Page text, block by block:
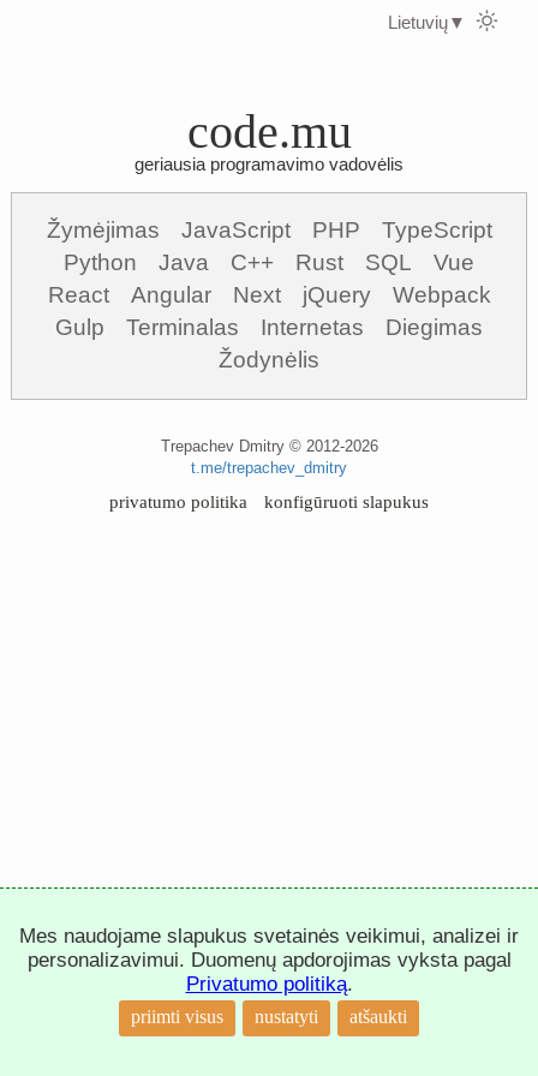
code.mu
geriausia programavimo vadovėlis
Žymėjimas JavaScript PHP
TypeScript
Python
Java C++ Rust SQL
Vue
React
Angular Next jQuery
Webpack
Gulp
Terminalas Internetas
Diegimas
Žodynėlis
Trepachev Dmitry © 2012-2026
t.me/trepachev_dmitry
privatumo politika konfigūruoti slapukus
Lietuvių▼
Mes naudojame slapukus svetainės veikimui, analizei ir
personalizavimui. Duomenų apdorojimas vyksta pagal
Privatumo politiką.
priimti visus nustatyti atšaukti